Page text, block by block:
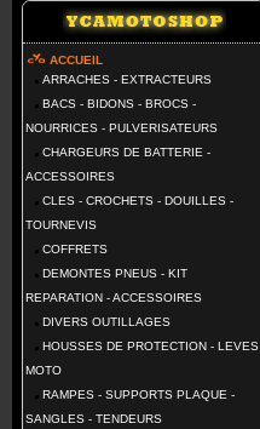
ACCUEIL
ARRACHES - EXTRACTEURS
BACS - BIDONS - BROCS -
NOURRICES - PULVERISATEURS
CHARGEURS DE BATTERIE -
ACCESSOIRES
CLES - CROCHETS - DOUILLES -
TOURNEVIS
COFFRETS
DEMONTES PNEUS - KIT
REPARATION - ACCESSOIRES
DIVERS OUTILLAGES
HOUSSES DE PROTECTION - LEVES
MOTO
RAMPES - SUPPORTS PLAQUE -
SANGLES - TENDEURS